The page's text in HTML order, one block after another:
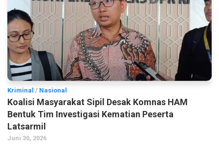
Kriminal / Nasional
Koalisi Masyarakat Sipil Desak Komnas HAM
Bentuk Tim Investigasi Kematian Peserta
Latsarmil
Juni 30, 2026